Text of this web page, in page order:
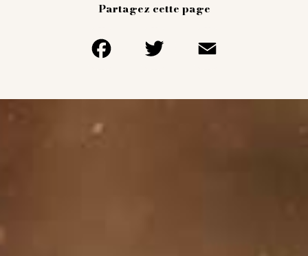
Partagez cette page